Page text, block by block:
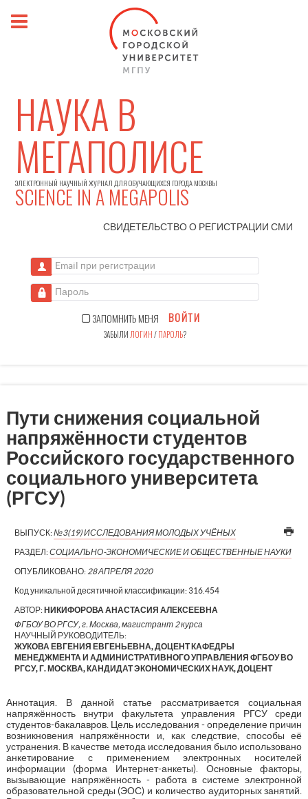
НАУКА В
МЕГАПОЛИСЕ
ЭЛЕКТРОННЫЙ НАУЧНЫЙ ЖУРНАЛ ДЛЯ ОБУЧАЮЩИХСЯ ГОРОДА МОСКВЫ
SCIENCE IN A MEGAPOLIS
СВИДЕТЕЛЬСТВО О РЕГИСТРАЦИИСМИ
Email при регистрации
Пароль
ЗАПОМНИТЬ МЕНЯ ВОЙТИ
ЗАБЫЛИ ЛОГИН/ПАРОЛЬ?
Пути снижения социальной
напряжённости студентов
Российского государственного
социального университета
(РГСУ)
ВЫПУСК:№3(19) ИССЛЕДОВАНИЯ МОЛОДЫХ УЧЁНЫХ
РАЗДЕЛ:СОЦИАЛЬНО-ЭКОНОМИЧЕСКИЕ И ОБЩЕСТВЕННЫЕ НАУКИ
ОПУБЛИКОВАНО: 28 АПРЕЛЯ 2020
Код уникальной десятичной классификации: 316.454
АВТОР:НИКИФОРОВА АНАСТАСИЯ АЛЕКСЕЕВНА
ФГБОУ ВО РГСУ, г. Москва, магистрант 2 курса
НАУЧНЫЙ РУКОВОДИТЕЛЬ:
ЖУКОВА ЕВГЕНИЯ ЕВГЕНЬЕВНА, ДОЦЕНТ КАФЕДРЫ
МЕНЕДЖМЕНТА И АДМИНИСТРАТИВНОГО УПРАВЛЕНИЯ ФГБОУ ВО
РГСУ, Г. МОСКВА, КАНДИДАТ ЭКОНОМИЧЕСКИХ НАУК, ДОЦЕНТ
Аннотация. В данной статье рассматривается социальная
напряжённость внутри факультета управления РГСУ среди
студентов-бакалавров. Цель исследования - определение причин
возникновения напряжённости и, как следствие, способы её
устранения. В качестве метода исследования было использовано
анкетирование с применением электронных носителей
информации (форма Интернет-анкеты). Основные факторы,
вызывающие напряжённость - работа в системе электронной
образовательной среды (ЭОС) и количество аудиторных занятий.